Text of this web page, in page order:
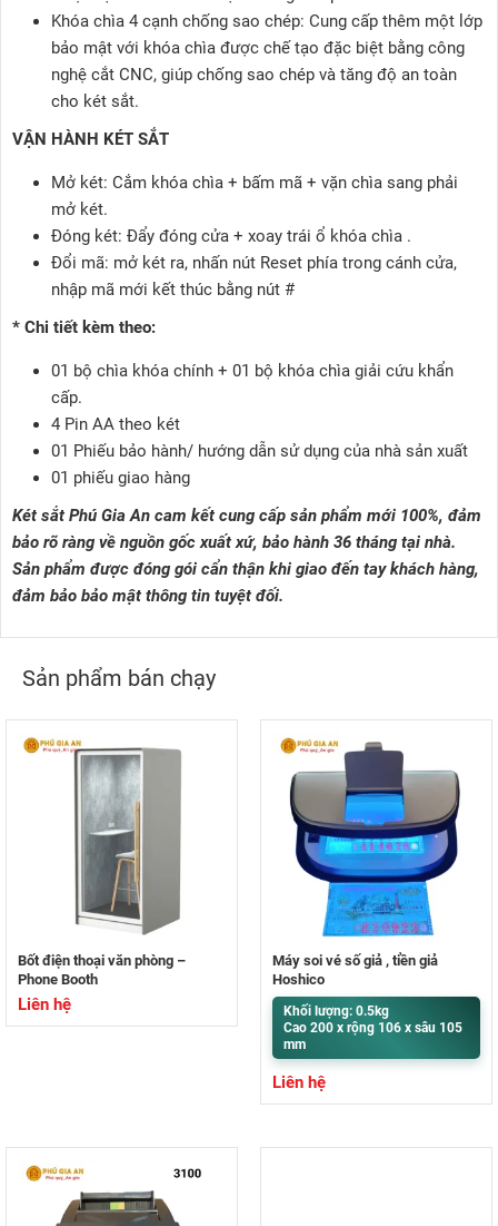
Khóa chìa 4 cạnh chống sao chép: Cung cấp thêm một lớp
bảo mật với khóa chìa được chế tạo đặc biệt bằng công
nghệ cắt CNC, giúp chống sao chép và tăng độ an toàn
cho két sắt.
VẬN HÀNH KÉT SẮT
Mở két: Cắm khóa chìa + bấm mã + vặn chìa sang phải
mở két.
Đóng két: Đẩy đóng cửa + xoay trái ổ khóa chìa .
Đổi mã: mở két ra, nhấn nút Reset phía trong cánh cửa,
nhập mã mới kết thúc bằng nút #
* Chi tiết kèm theo:
01 bộ chìa khóa chính + 01 bộ khóa chìa giải cứu khẩn
cấp.
4 Pin AA theo két
01 Phiếu bảo hành/ hướng dẫn sử dụng của nhà sản xuất
01 phiếu giao hàng
Két sắt Phú Gia An cam kết cung cấp sản phẩm mới 100%, đảm
bảo rõ ràng về nguồn gốc xuất xứ, bảo hành 36 tháng tại nhà.
Sản phẩm được đóng gói cẩn thận khi giao đến tay khách hàng,
đảm bảo bảo mật thông tin tuyệt đối.
Sản phẩm bán chạy
Bốt điện thoại văn phòng –
Phone Booth
Liên hệ
Máy soi vé số giả , tiền giả
Hoshico
Khối lượng: 0.5kg
Cao 200 x rộng 106 x sâu 105
mm
Liên hệ